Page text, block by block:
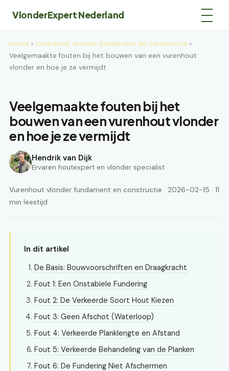
VlonderExpert Nederland
Home › Vurenhout vlonder fundament en constructie ›
Veelgemaakte fouten bij het bouwen van een vurenhout
vlonder en hoe je ze vermijdt
Veelgemaakte fouten bij het
bouwen van een vurenhout vlonder
en hoe je ze vermijdt
Hendrik van Dijk
Ervaren houtexpert en vlonder specialist
Vurenhout vlonder fundament en constructie · 2026-02-15 · 11
min leestijd
In dit artikel
De Basis: Bouwvoorschriften en Draagkracht
Fout 1: Een Onstabiele Fundering
Fout 2: De Verkeerde Soort Hout Kiezen
Fout 3: Geen Afschot (Waterloop)
Fout 4: Verkeerde Planklengte en Afstand
Fout 5: Verkeerde Behandeling van de Planken
Fout 6: De Fundering Niet Afschermen